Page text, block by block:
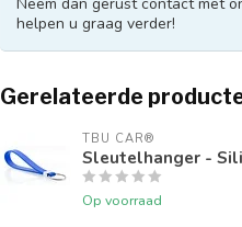
helpen u graag verder!
Gerelateerde
TBU CAR®
Sleutelhanger -
Op voorraad